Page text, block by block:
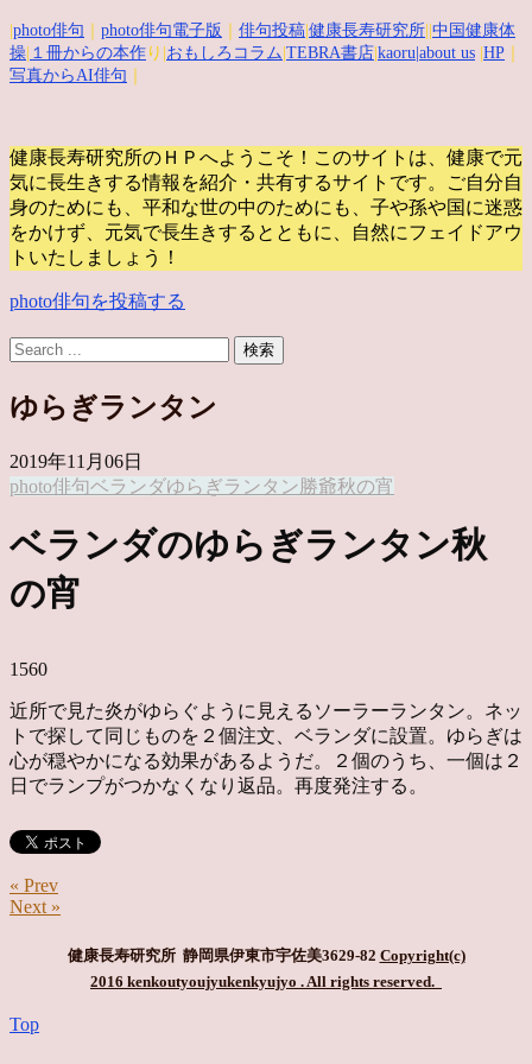
photo俳句 photo俳句電子版 俳句投稿 健康長寿研究所 中国健康体
操 １冊からの本作 り| おもしろコラム TEBRA書店 kaoru |about us HP
写真からAI俳句
健康長寿研究所のＨＰへようこそ！このサイトは、健康で元
気に長生きする情報を紹介・共有するサイトです。
ご自分自
身のためにも、平和な世の中のためにも、子や孫や国に迷惑
をかけず、元気で長生きするとともに、自然にフェイドアウ
トいたしましょう！
photo俳句を投稿する
ゆらぎランタン
2019年11月06日
photo俳句ベランダゆらぎランタン 勝爺秋の宵
ベランダのゆらぎランタン秋
の宵
1560
近所で見た炎がゆらぐように見えるソーラーランタン。ネッ
トで探して同じものを２個注文、ベランダに設置。ゆらぎは
心が穏やかになる効果があるようだ。２個のうち、一個は２
日でランプがつかなくなり返品。再度発注する。
« Prev
Next »
健康長寿研究所 静岡県伊東市宇佐美3629-82 Copyright(c)
2016 kenkoutyoujyukenkyujyo . All rights reserved.
Top